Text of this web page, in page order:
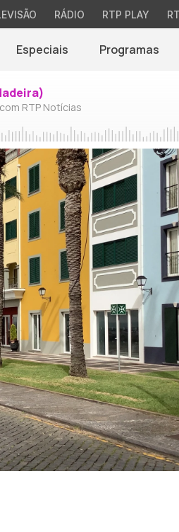
RÁDIO RTP PLAY
Especiais Programas
RTP Notícias